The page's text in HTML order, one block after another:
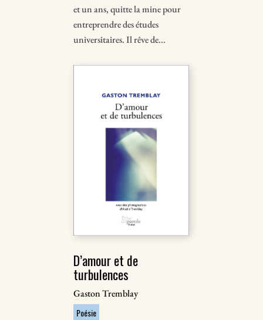
et un ans, quitte la mine pour
entreprendre des études
universitaires. Il rêve de...
D’amour et de
turbulences
Gaston Tremblay
Poésie